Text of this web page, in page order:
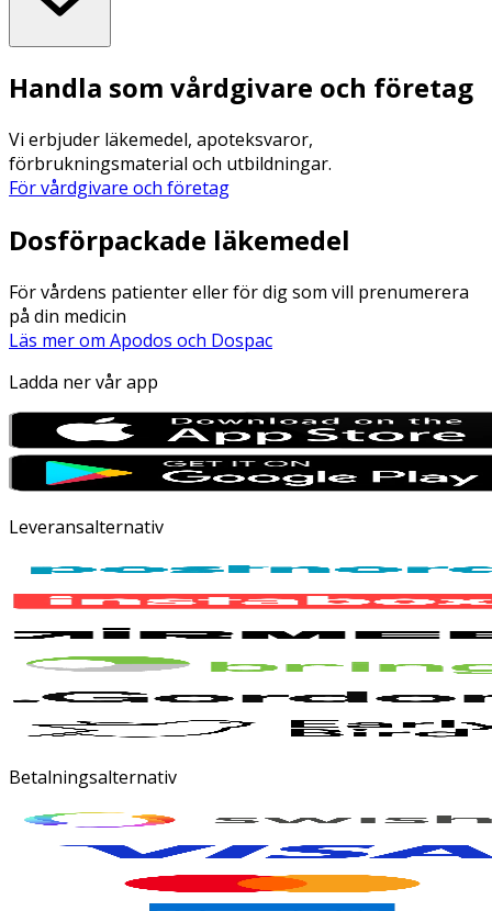
Handla som vårdgivare och företag
Vi erbjuder läkemedel, apoteksvaror,
förbrukningsmaterial och utbildningar.
För vårdgivare och företag
Dosförpackade läkemedel
För vårdens patienter eller för dig som vill prenumerera
på din medicin
Läs mer om Apodos och Dospac
Ladda ner vår app
Leveransalternativ
Betalningsalternativ